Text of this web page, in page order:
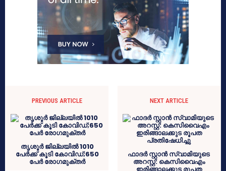
PREVIOUS ARTICLE
തൃശൂർ ജില്ലയിൽ 1010
പേർക്ക് കൂടി കോവിഡ്;650
പേർ രോഗമുക്തർ
NEXT ARTICLE
ഫാദർ സ്റ്റാൻ സ്വാമിയുടെ
അറസ്റ്റ്: കെസിവൈഎം
ഇരിങ്ങാലക്കുട രൂപത